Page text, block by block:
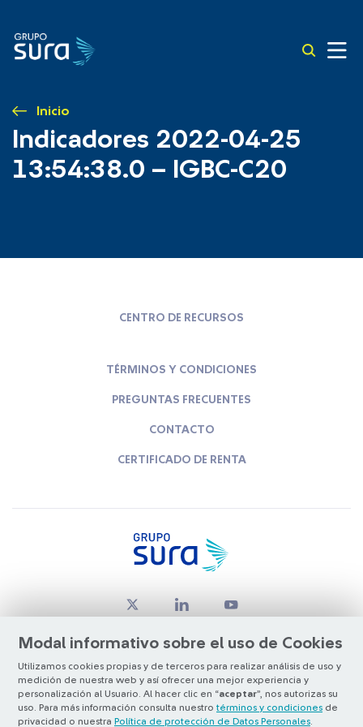
Inicio
Indicadores 2022-04-25
13:54:38.0 – IGBC-C20
Modal informativo sobre el uso de Cookies
Utilizamos cookies propias y de terceros para realizar análisis de uso y
medición de nuestra web y así ofrecer una mejor experiencia y
personalización al Usuario. Al hacer clic en “aceptar”, nos autorizas su
uso. Para más información consulta nuestro términos y condiciones de
privacidad o nuestra Política de protección de Datos Personales
CENTRO DE RECURSOS
TÉRMINOS Y CONDICIONES
PREGUNTAS FRECUENTES
CONTACTO
CERTIFICADO DE RENTA
© Copyright Grupo SURA 2026